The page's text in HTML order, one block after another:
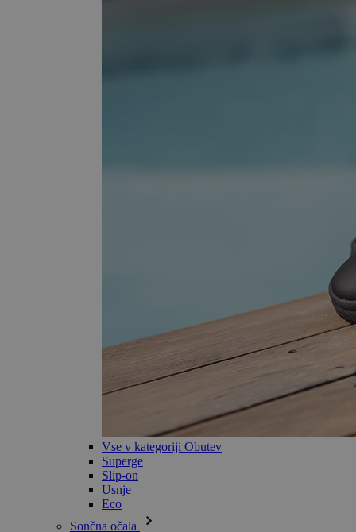
Vse v kategoriji Obutev
Superge
Slip-on
Usnje
Eco
Sončna očala